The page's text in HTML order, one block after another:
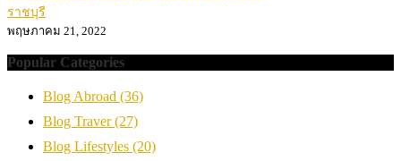
ราชบุรี
พฤษภาคม 21, 2022
Popular Categories
Blog Abroad (36)
Blog Traver(27)
Blog Lifestyles (20)